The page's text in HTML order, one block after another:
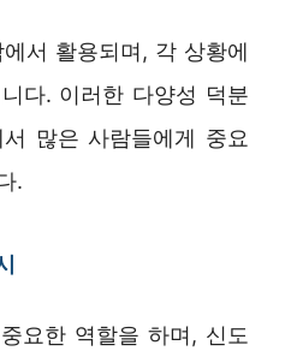
서 활용되며, 각 상황에
다. 이러한 다양성 덕분
많은 사람들에게 중요
.
요한 역할을 하며, 신도